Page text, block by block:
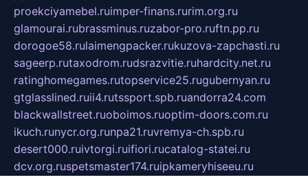
proekciyamebel.ruimper-finans.rurim.org.ru
glamourai.rubrassminus.ruzabor-pro.ruftn.pp.ru
dorogoe58.rulaimengpacker.rukuzova-zapchasti.ru
sageerp.rutaxodrom.rudsrazvitie.ruhardcity.net.ru
ratinghomegames.rutopservice25.rugubernyan.ru
gtglasslined.ruii4.rutssport.spb.ruandorra24.com
blackwallstreet.ruoboimos.ruoptim-doors.com.ru
ikuch.runycr.org.runpa21.ruvremya-ch.spb.ru
desert000.ruivtorgi.ruifiori.rucatalog-statei.ru
dcv.org.ruspetsmaster174.ruipkameryhiseeu.ru